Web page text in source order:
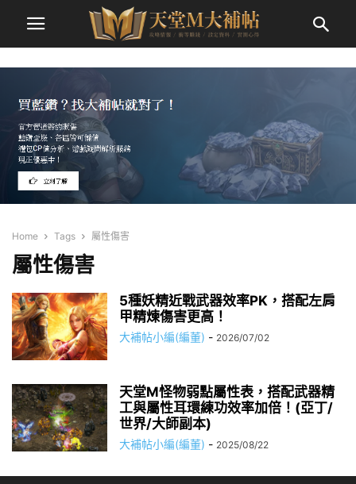
Home Tags 屬性傷害
屬性傷害
5種妖精近戰武器效率PK，搭配左肩
甲精煉傷害更高！
大補帖小編(編董) - 2026/07/02
天堂M怪物弱點屬性表，搭配武器精
工與屬性耳環練功效率加倍！(亞丁/
世界/大師副本)
大補帖小編(編董) - 2025/08/22